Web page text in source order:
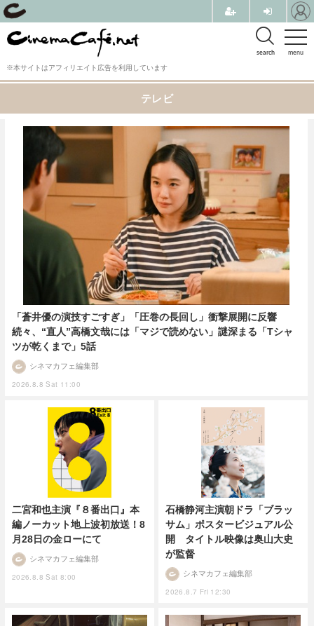
menu
search
※本サイトはアフィリエイト広告を利用しています
テレビ
「蒼井優の演技すごすぎ」「圧巻の長回し」衝撃展開に反響
続々、“直人”高橋文哉には「マジで読めない」謎深まる「Tシャ
ツが乾くまで」5話
2026.8.8 Sat 11:00
シネマカフェ編集部
二宮和也主演『８番出口』本
編ノーカット地上波初放送！8
月28日の金ローにて
2026.8.8 Sat 8:00
シネマカフェ編集部
石橋静河主演朝ドラ「ブラッ
サム」ポスタービジュアル公
開 タイトル映像は奥山大史
が監督
2026.8.7 Fri 12:30
シネマカフェ編集部